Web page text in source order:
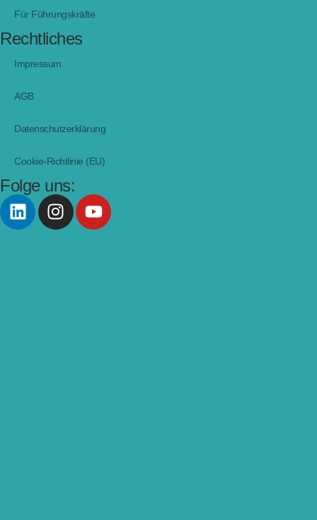
Für Führungskräfte
Rechtliches
Impressum
AGB
Datenschutzerklärung
Cookie-Richtlinie (EU)
Folge uns: